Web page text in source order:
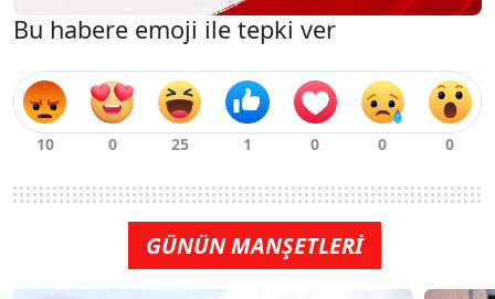
Bu habere emoji ile tepki ver
GÜNÜN MANŞETLERİ